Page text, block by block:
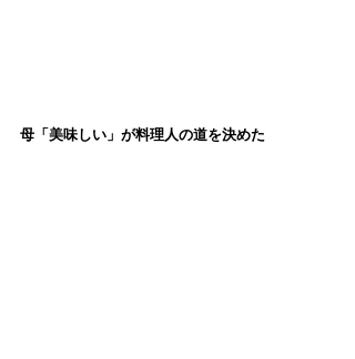
母「美味しい」が料理人の道を決めた